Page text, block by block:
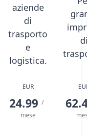
aziende
di
trasporto
e
logistica.
EUR
24.99 /
mese